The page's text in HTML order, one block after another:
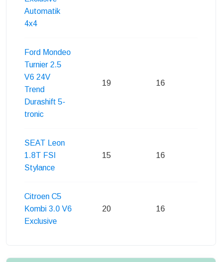
Automatik
4x4
Ford Mondeo
Turnier 2.5
V6 24V
Trend
Durashift 5-
tronic
19 16
SEAT Leon
1.8T FSI
Stylance
15 16
Citroen C5
Kombi 3.0 V6
Exclusive
20 16